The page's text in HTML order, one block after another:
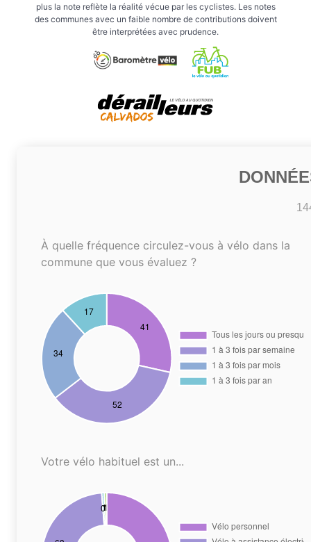
plus la note reflète la réalité vécue par les cyclistes. Les notes
des communes avec un faible nombre de contributions doivent
être interprétées avec prudence.
À quelle fréquence circulez-vous à vélo dans la
commune que vous évaluez ?
Votre vélo habituel est un...